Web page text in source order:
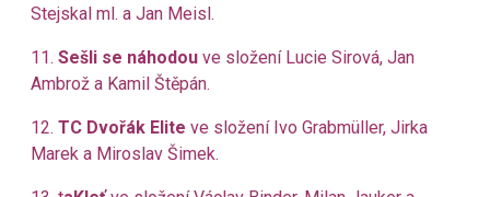
Stejskal ml. a Jan Meisl.
11. Sešli se náhodou ve složení Lucie Sirová, Jan
Ambrož a Kamil Štěpán.
12. TC Dvořák Elite ve složení Ivo Grabmüller, Jirka
Marek a Miroslav Šimek.